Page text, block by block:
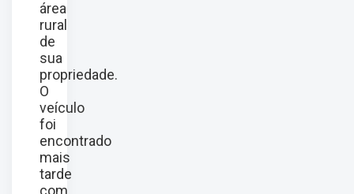
área
rural
de
sua
propriedade.
O
veículo
foi
encontrado
mais
tarde
com